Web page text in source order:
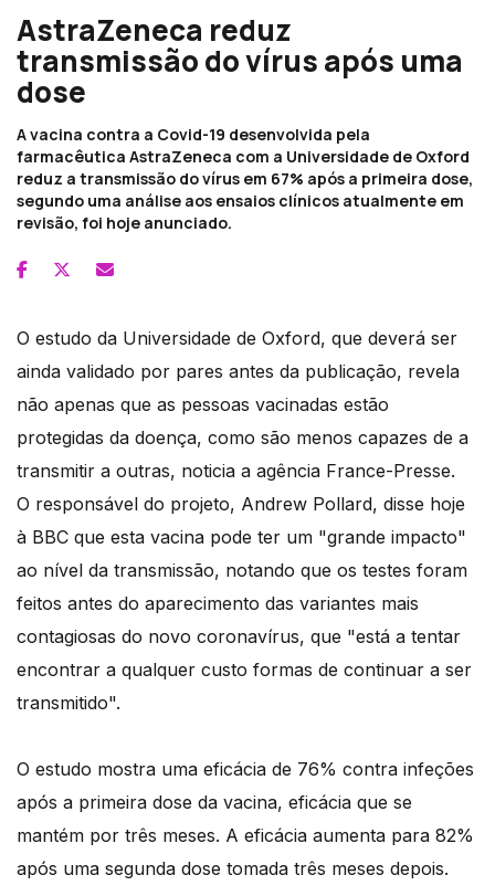
AstraZeneca reduz
transmissão do vírus após uma
dose
A vacina contra a Covid-19 desenvolvida pela
farmacêutica AstraZeneca com a Universidade de Oxford
reduz a transmissão do vírus em 67% após a primeira dose,
segundo uma análise aos ensaios clínicos atualmente em
revisão, foi hoje anunciado.
O estudo da Universidade de Oxford, que deverá ser
ainda validado por pares antes da publicação, revela
não apenas que as pessoas vacinadas estão
protegidas da doença, como são menos capazes de a
transmitir a outras, noticia a agência France-Presse.
O responsável do projeto, Andrew Pollard, disse hoje
à BBC que esta vacina pode ter um "grande impacto"
ao nível da transmissão, notando que os testes foram
feitos antes do aparecimento das variantes mais
contagiosas do novo coronavírus, que "está a tentar
encontrar a qualquer custo formas de continuar a ser
transmitido".
O estudo mostra uma eficácia de 76% contra infeções
após a primeira dose da vacina, eficácia que se
mantém por três meses. A eficácia aumenta para 82%
após uma segunda dose tomada três meses depois.